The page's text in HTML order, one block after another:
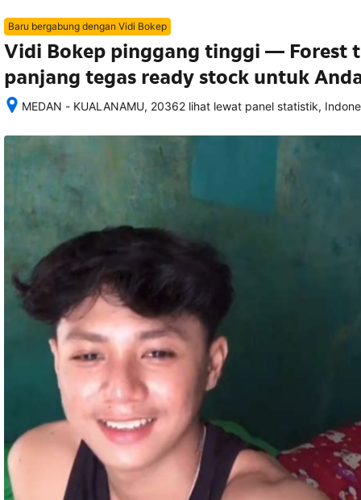
Baru bergabung dengan Vidi Bokep
Vidi Bokep pinggang tinggi — Forest
panjang tegas ready stock untuk
MEDAN - KUALANAMU, 20362 lihat lewat panel statistik,
memesan,
semua
akomodasi
telepon
dan
alamat
akan
disertakan
dalam
konfirmasi
pemesanan